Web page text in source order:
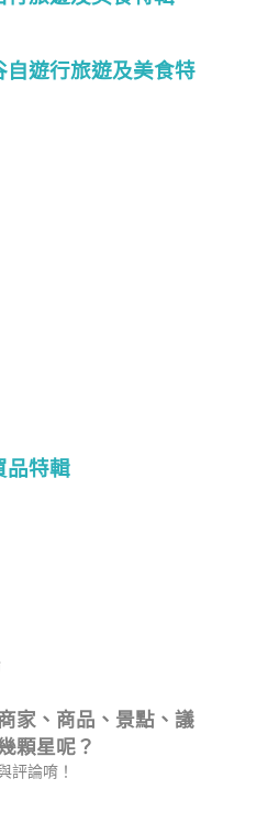
自遊行旅遊及美食特
品特輯
家、商品、景點、議
顆星呢？
評論唷！